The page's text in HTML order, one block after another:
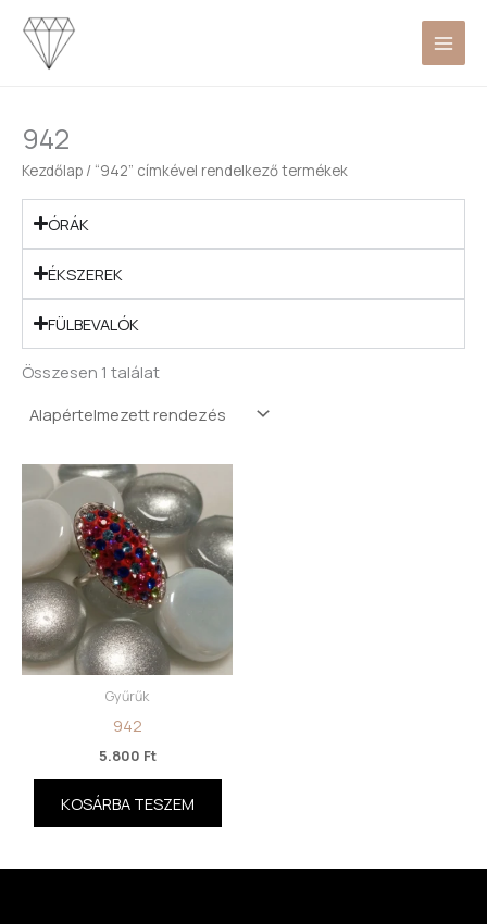
Skip
content
942
Kezdőlap / “942” címkével rendelkező termékek
ÓRÁK
ÉKSZEREK
FÜLBEVALÓK
Összesen 1 találat
Gyűrűk
942
5.800 Ft
KOSÁRBA TESZEM